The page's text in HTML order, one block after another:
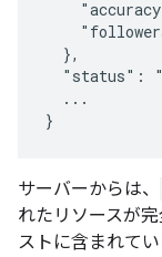
  },
"status":
  ...
}
サーバーからは、
れたリソースが
ストに含まれて